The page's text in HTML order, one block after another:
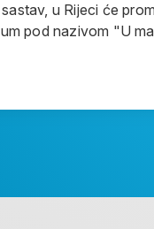
u Rijeci će
pod nazivom "U